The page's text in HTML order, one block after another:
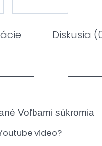
Diskusia
Voľbami súkromia
video?